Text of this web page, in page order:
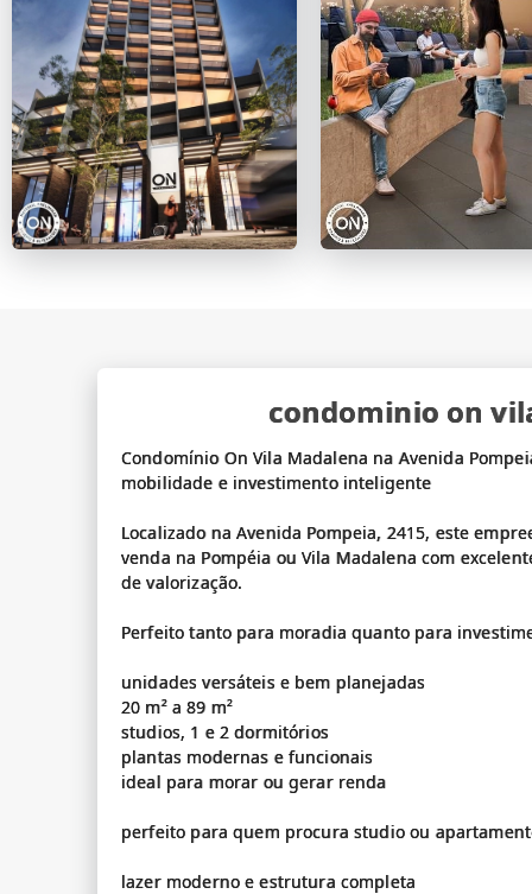
condominio on
Condomínio On Vila Madalena na Avenida
mobilidade e investimento inteligente
Localizado na Avenida Pompeia, 2415, este
venda na Pompéia ou Vila Madalena com
de valorização.
Perfeito tanto para moradia quanto para
unidades versáteis e bem planejadas
20 m² a 89 m²
studios, 1 e 2 dormitórios
plantas modernas e funcionais
ideal para morar ou gerar renda
perfeito para quem procura studio ou
lazer moderno e estrutura completa